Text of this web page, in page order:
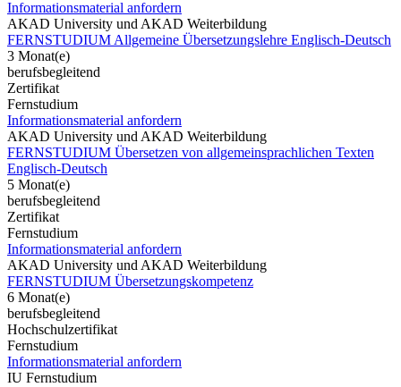
Informationsmaterial anfordern
AKAD University und AKAD Weiterbildung
FERNSTUDIUM Allgemeine Übersetzungslehre Englisch-Deutsch
3 Monat(e)
berufsbegleitend
Zertifikat
Fernstudium
Informationsmaterial anfordern
AKAD University und AKAD Weiterbildung
FERNSTUDIUM Übersetzen von allgemeinsprachlichen Texten
Englisch-Deutsch
5 Monat(e)
berufsbegleitend
Zertifikat
Fernstudium
Informationsmaterial anfordern
AKAD University und AKAD Weiterbildung
FERNSTUDIUM Übersetzungskompetenz
6 Monat(e)
berufsbegleitend
Hochschulzertifikat
Fernstudium
Informationsmaterial anfordern
IU Fernstudium